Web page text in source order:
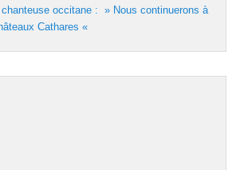
occitane : » Nous continuerons à
Cathares «